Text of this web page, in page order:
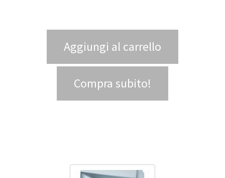
Aggiungi al carrello
Compra subito!